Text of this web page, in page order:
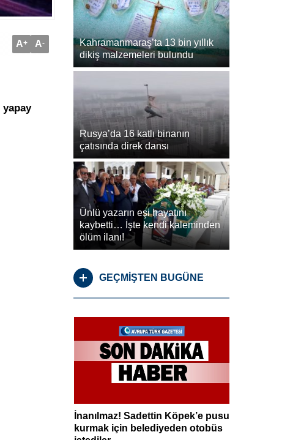
A+ A-
yapay
Kahramanmaraş’ta 13 bin yıllık
dikiş malzemeleri bulundu
Rusya’da 16 katlı binanın
çatısında direk dansı
Ünlü yazarın eşi hayatını
kaybetti… İşte kendi kaleminden
ölüm ilanı!
GEÇMİŞTEN BUGÜNE
İnanılmaz! Sadettin Köpek’e pusu
kurmak için belediyeden otobüs